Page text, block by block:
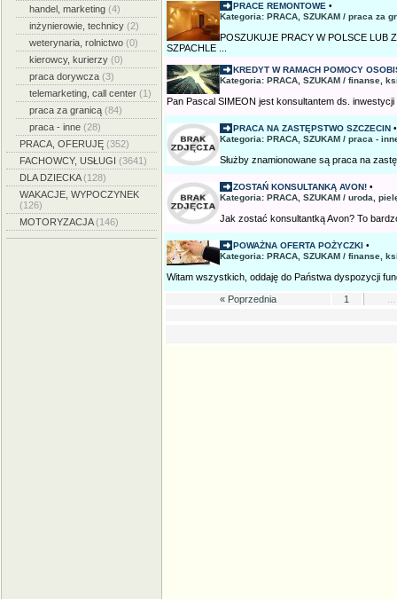
handel, marketing (4)
inżynierowie, technicy (2)
weterynaria, rolnictwo (0)
kierowcy, kurierzy (0)
praca dorywcza (3)
telemarketing, call center (1)
praca za granicą (84)
praca - inne (28)
PRACA, OFERUJĘ (352)
FACHOWCY, USŁUGI (3641)
DLA DZIECKA(128)
WAKACJE, WYPOCZYNEK
(126)
MOTORYZACJA(146)
PRACE REMONTOWE •
Kategoria: PRACA, SZUKAM / praca za
POSZUKUJE PRACY W POLSCE LUB
SZPACHLE ...
KREDYT W RAMACH POMOCY
Kategoria: PRACA, SZUKAM / finanse,
Pan Pascal SIMEON jest konsultantem ds.
PRACA NA ZASTĘPSTWO SZCZECIN •
Kategoria: PRACA, SZUKAM / praca -
Służby znamionowane są praca na
ZOSTAŃ KONSULTANKĄ AVON! •
Kategoria: PRACA, SZUKAM / uroda,
Jak zostać konsultantką Avon? To
POWAŻNA OFERTA POŻYCZKI •
Kategoria: PRACA, SZUKAM / finanse,
Witam wszystkich, oddaję do Państwa dyspozycji
« Poprzednia 1